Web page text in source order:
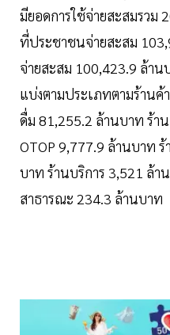
มียอดการใช้จ่ายสะสมรวม
ที่ประชาชนจ่ายสะสม
จ่ายสะสม 100,423.9 ล้า
แบ่งตามประเภทตามร้านค้
ดื่ม 81,255.2 ล้านบาท ร้า
OTOP 9,777.9 ล้านบาท
บาท ร้านบริการ 3,521 ล้า
สาธารณะ 234.3 ล้านบาท